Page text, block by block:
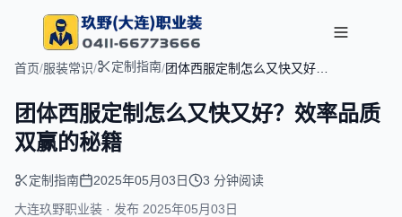
首页/服装常识/ 定制指南/团体西服定制怎么又快又好？
团体西服定制怎么又快又好？效率品质
双赢的秘籍
定制指南 2025年05月03日
3 分钟阅读
大连玖野职业装 · 发布 2025年05月03日